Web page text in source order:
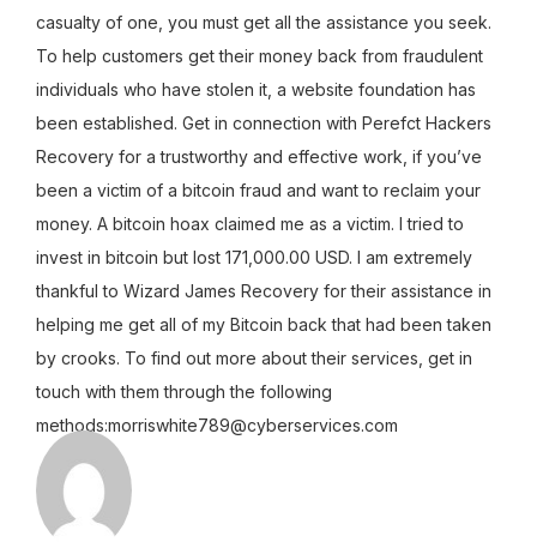
casualty of one, you must get all the assistance you seek.
To help customers get their money back from fraudulent
individuals who have stolen it, a website foundation has
been established. Get in connection with Perefct Hackers
Recovery for a trustworthy and effective work, if you’ve
been a victim of a bitcoin fraud and want to reclaim your
money. A bitcoin hoax claimed me as a victim. I tried to
invest in bitcoin but lost 171,000.00 USD. I am extremely
thankful to Wizard James Recovery for their assistance in
helping me get all of my Bitcoin back that had been taken
by crooks. To find out more about their services, get in
touch with them through the following
methods:morriswhite789@cyberservices.com